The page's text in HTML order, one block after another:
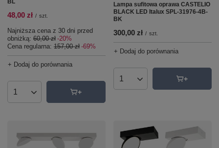
BL
48,00 zł / szt.
Najniższa cena z 30 dni przed
obniżką: 60,00 zł -20%
Cena regularna: 157,00 zł -69%
+ Dodaj do porównania
Ilość produktów
Lampa sufitowa oprawa CASTELIO
BLACK LED Italux SPL-31976-4B-
BK
300,00 zł / szt.
+ Dodaj do porównania
Ilość produktów